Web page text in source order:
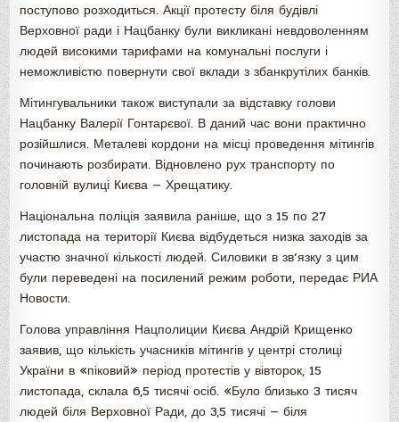
поступово розходиться. Акції протесту біля будівлі
Верховної ради і Нацбанку були викликані невдоволенням
людей високими тарифами на комунальні послуги і
неможливістю повернути свої вклади з збанкрутілих банків.
Мітингувальники також виступали за відставку голови
Нацбанку Валерії Гонтарєвої. В даний час вони практично
розійшлися. Металеві кордони на місці проведення мітингів
починають розбирати. Відновлено рух транспорту по
головній вулиці Києва — Хрещатику.
Національна поліція заявила раніше, що з 15 по 27
листопада на території Києва відбудеться низка заходів за
участю значної кількості людей. Силовики в зв’язку з цим
були переведені на посилений режим роботи, передає РИА
Новости.
Голова управління Нацполиции Києва Андрій Крищенко
заявив, що кількість учасників мітингів у центрі столиці
України в «піковий» період протестів у вівторок, 15
листопада, склала 6,5 тисячі осіб. «Було близько 3 тисяч
людей біля Верховної Ради, до 3,5 тисячі — біля